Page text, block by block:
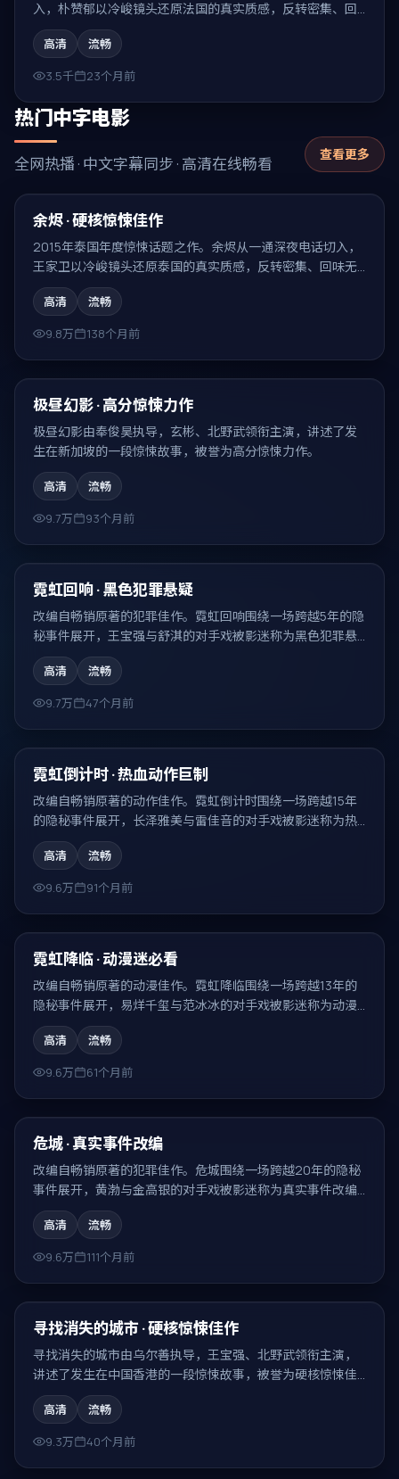
入，朴赞郁以冷峻镜头还原法国的真实质感，反转密集、回
味无穷。
高清
流畅
3.5千
23个月前
热门中字电影
全网热播 · 中文字幕同步 · 高清在线畅看 查看更多
热门
99:49
余烬 · 硬核惊悚佳作
2015年泰国年度惊悚话题之作。余烬从一通深夜电话切入，
王家卫以冷峻镜头还原泰国的真实质感，反转密集、回味无
穷。
高清
流畅
9.8万
138个月前
热门
极昼幻影 · 高分惊悚力作
极昼幻影由奉俊昊执导，玄彬、北野武领衔主演，讲述了发
生在新加坡的一段惊悚故事，被誉为高分惊悚力作。
高清
流畅
9.7万
93个月前
热门
霓虹回响 · 黑色犯罪悬疑
改编自畅销原著的犯罪佳作。霓虹回响围绕一场跨越5年的隐
秘事件展开，王宝强与舒淇的对手戏被影迷称为黑色犯罪悬
疑的代表场面。
高清
流畅
9.7万
47个月前
热门
霓虹倒计时 · 热血动作巨制
改编自畅销原著的动作佳作。霓虹倒计时围绕一场跨越15年
的隐秘事件展开，长泽雅美与雷佳音的对手戏被影迷称为热
血动作巨制的代表场面。
高清
流畅
9.6万
91个月前
热门
霓虹降临 · 动漫迷必看
改编自畅销原著的动漫佳作。霓虹降临围绕一场跨越13年的
隐秘事件展开，易烊千玺与范冰冰的对手戏被影迷称为动漫
迷必看的代表场面。
高清
流畅
9.6万
61个月前
热门
危城 · 真实事件改编
改编自畅销原著的犯罪佳作。危城围绕一场跨越20年的隐秘
事件展开，黄渤与金高银的对手戏被影迷称为真实事件改编
的代表场面。
高清
流畅
9.6万
111个月前
热门
寻找消失的城市 · 硬核惊悚佳作
寻找消失的城市由乌尔善执导，王宝强、北野武领衔主演，
讲述了发生在中国香港的一段惊悚故事，被誉为硬核惊悚佳
作。
高清
流畅
9.3万
40个月前